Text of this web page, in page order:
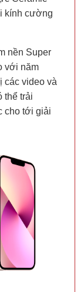
kính cường
nền Super
với năm
các video và
thể trải
cho tới giải